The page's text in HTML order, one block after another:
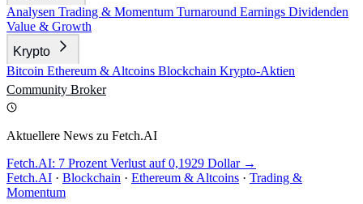
Analysen Trading & Momentum Turnaround Earnings Dividenden
Value & Growth
Krypto
Bitcoin Ethereum & Altcoins Blockchain Krypto-Aktien
Community Broker
Aktuellere News zu Fetch.AI
Fetch.AI: 7 Prozent Verlust auf 0,1929 Dollar →
Fetch.AI · Blockchain · Ethereum & Altcoins · Trading &
Momentum